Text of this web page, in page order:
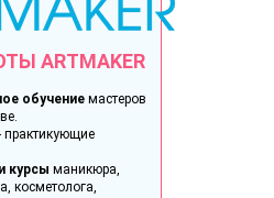
ARTMAKER
обучениемастеров
практикующие
курсы маникюра,
косметолога,